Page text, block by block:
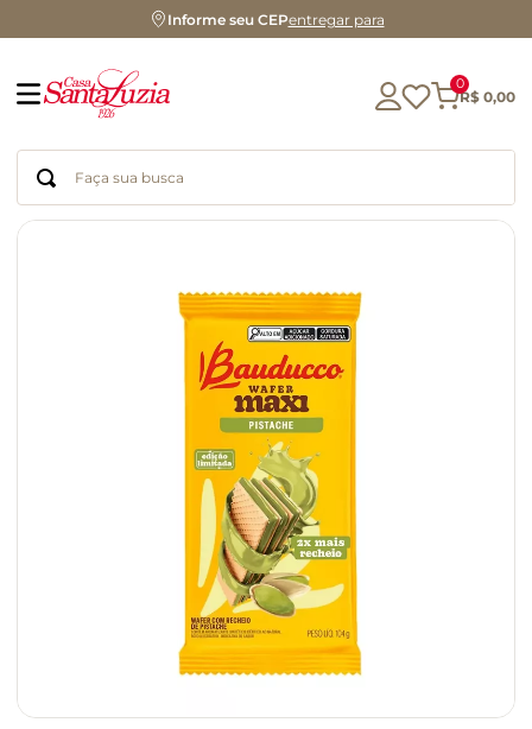
Informe seu CEPentregar para
0
R$ 0,00
Faça sua busca